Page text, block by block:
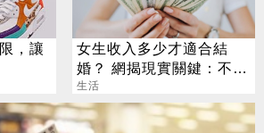
，讓
女生收入多少才適合結
婚？ 網揭現實關鍵：不是
重點
生活